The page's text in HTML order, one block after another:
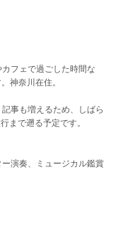
フェで過ごした時間な
神奈川在住。
事も増えるため、しばら
まで遡る予定です。
演奏、ミュージカル鑑賞